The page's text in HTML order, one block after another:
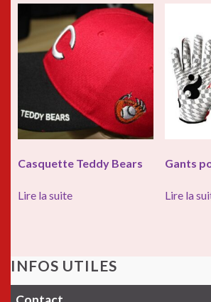
Casquette Teddy Bears
Lire la suite
Gants
Lire la
INFOS UTILES